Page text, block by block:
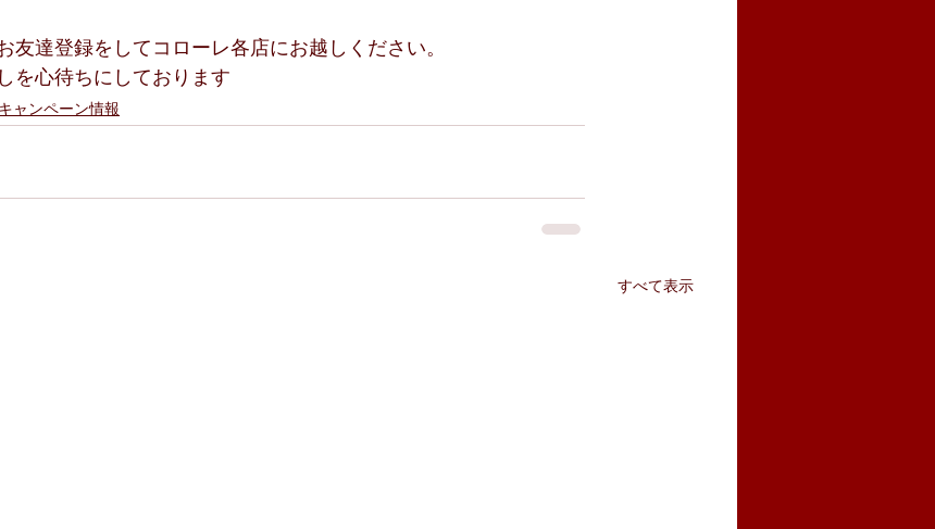
友達登録をしてコローレ各店にお越しください。
を心待ちにしております
キャンペーン情報
すべて表示